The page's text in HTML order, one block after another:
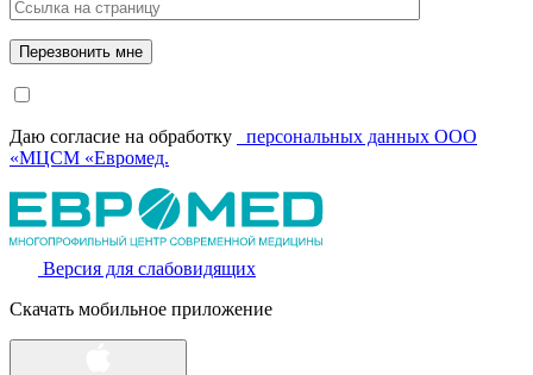
Даю согласие на обработку
персональных данных ООО
«МЦСМ «Евромед.
Версия для слабовидящих
Скачать мобильное приложение